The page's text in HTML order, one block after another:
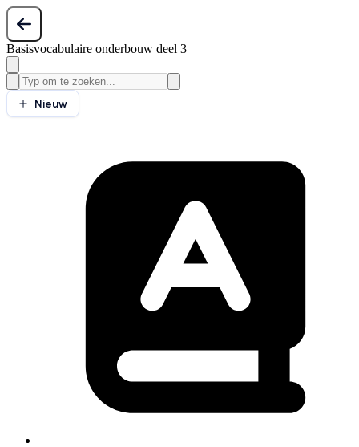
Basisvocabulaire onderbouw deel 3
Nieuw